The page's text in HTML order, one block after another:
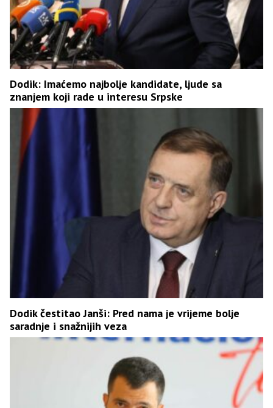
Dodik: Imaćemo najbolje kandidate, ljude sa
znanjem koji rade u interesu Srpske
Dodik čestitao Janši: Pred nama je vrijeme bolje
saradnje i snažnijih veza